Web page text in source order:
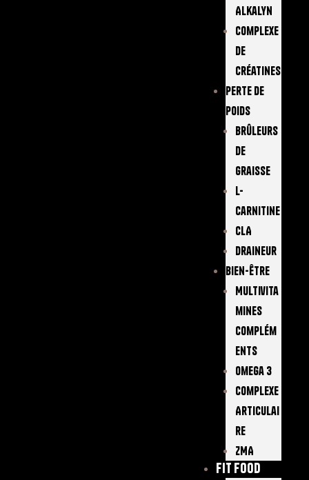
Alkalyn
Complexe
De
Créatines
Perte De
Poids
Brûleurs
De
Graisse
L-
Carnitine
CLA
Draineur
Bien-Être
Multivita
Mines
Complém
Ents
Omega 3
Complexe
Articulai
Re
ZMA
FIT FOOD